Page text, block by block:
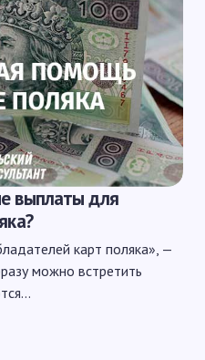
выплаты для
карт поляка», —
можно встретить